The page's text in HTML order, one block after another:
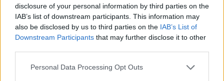
disclosure of your personal information by third parties on the
IAB’s list of downstream participants. This information may
also be disclosed by us to third parties on the IAB’s List of
Downstream Participants that may further disclose it to other
Please note that this website/app uses one or more Google
Personal Data Processing Opt Outs
Νησιά Ιονίου, Ηπειρος, Δυτική Στερεά